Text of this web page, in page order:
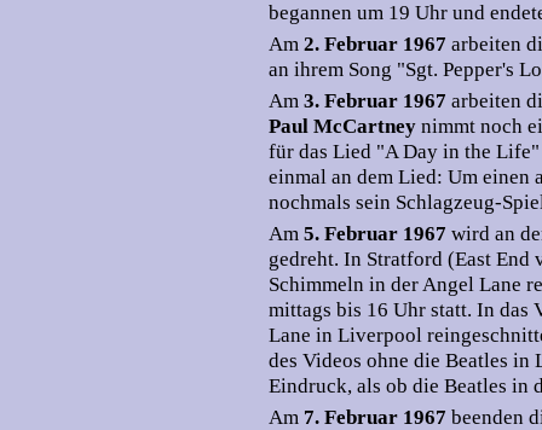
begannen um 19 Uhr und
Am 2. Februar 1967 arbeiten
an ihrem Song "Sgt. Pepper's
Am 3. Februar 1967 arbeiten
Paul McCartney nimmt noch
für das Lied "A Day in the
einmal an dem Lied: Um einen
nochmals sein Schlagzeug-
Am 5. Februar 1967 wird an
gedreht. In Stratford (East
Schimmeln in der Angel Lane
mittags bis 16 Uhr statt. In das
Lane in Liverpool
des Videos ohne die Beatles in
Eindruck, als ob die Beatles in
Am 7. Februar 1967 beenden